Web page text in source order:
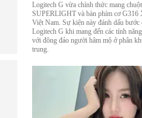
Logitech G vừa chính thức mang
SUPERLIGHT và bàn phím cơ G316
Việt Nam. Sự kiện này đánh dấu bước
Logitech G khi mang đến các tính
với đông đảo người hâm mộ ở phân
trung.